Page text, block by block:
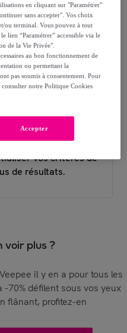
Dates
trouvé
vos critères de
de résultats.
voir plus ?
il y en a pour tous les
-70% défilent sous vos yeux
flânant, profitez-en
en cliquant sur "Paramétrer"
sans accepter". Vos choix
ou terminal. Vous pouvez à tout
lien “Paramétrer” accessible via le
de la Vie Privée".
au bon fonctionnement de
ou permettant la
pas soumis à consentement. Pour
notre Politique Cookies
Accepter